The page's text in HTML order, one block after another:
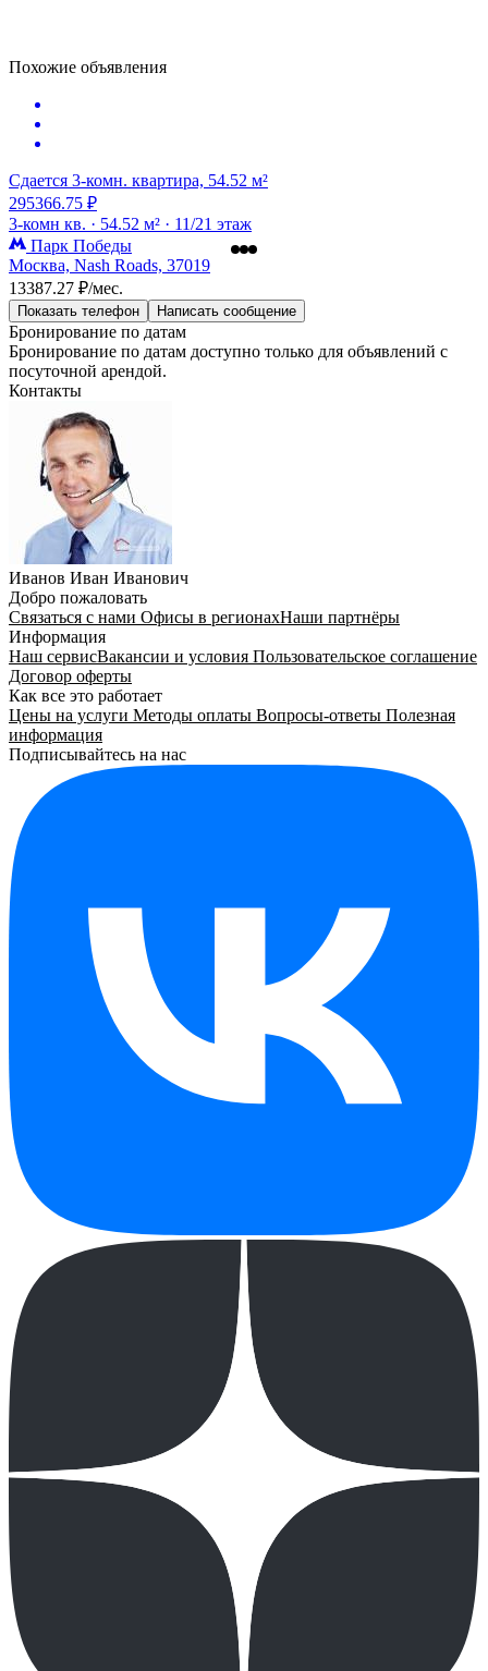
Похожие объявления
Сдается 3-комн. квартира, 54.52 м²
295366.75 ₽
3-комн кв. · 54.52 м² · 11/21 этаж
Парк Победы
Москва, Nash Roads, 37019
13387.27 ₽/мес.
Показать телефон Написать сообщение
Бронирование по датам
Бронирование по датам доступно только для объявлений с
посуточной арендой.
Контакты
Иванов Иван Иванович
Добро пожаловать
Связаться с нами Офисы в регионахНаши партнёры
Информация
Наш сервисВакансии и условия Пользовательское соглашение
Договор оферты
Как все это работает
Цены на услуги Методы оплаты Вопросы-ответы Полезная
информация
Подписывайтесь на нас